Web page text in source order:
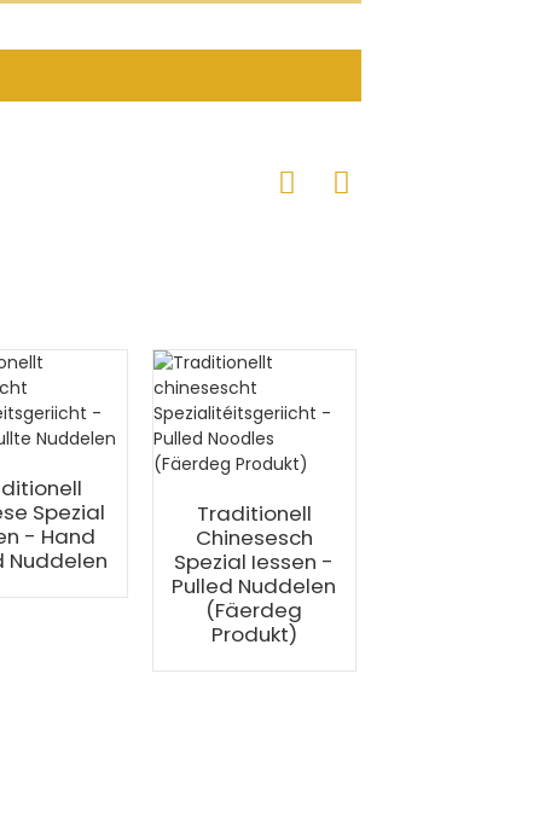
Spezial
- Hand
Nuddelen
Traditionell
Chinesesch
Spezial Iessen -
Pulled Nuddelen
(Fäerdeg
Produkt)